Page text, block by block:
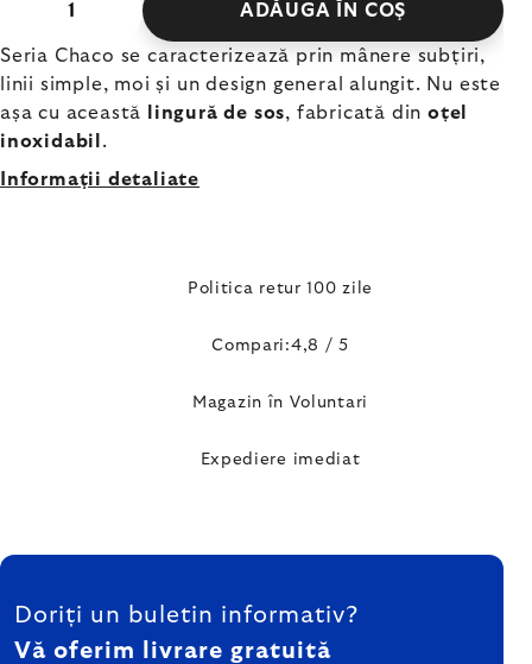
ADĂUGA ÎN COŞ
Seria Chaco se caracterizează prin mânere subțiri,
linii simple, moi și un design general alungit. Nu este
așa cu această
lingură de sos, fabricată dinoțel
inoxidabil .
Informaţii detaliate
Politica retur 100 zile
Compari:4,8 / 5
Magazin în Voluntari
Expediere imediat
SUBSOL
Doriți un buletin informativ?
Vă oferim livrare gratuită